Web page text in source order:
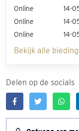
Online
14-
Online
14-
Online
14-
Bekijk alle
Delen op de socials